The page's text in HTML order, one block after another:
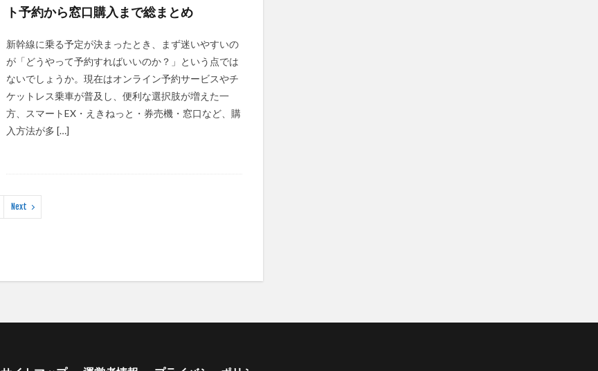
ト予約から窓口購入まで総まとめ
新幹線に乗る予定が決まったとき、まず迷いやすいの
が「どうやって予約すればいいのか？」という点では
ないでしょうか。現在はオンライン予約サービスやチ
ケットレス乗車が普及し、便利な選択肢が増えた一
方、スマートEX・えきねっと・券売機・窓口など、購
入方法が多 […]
Next